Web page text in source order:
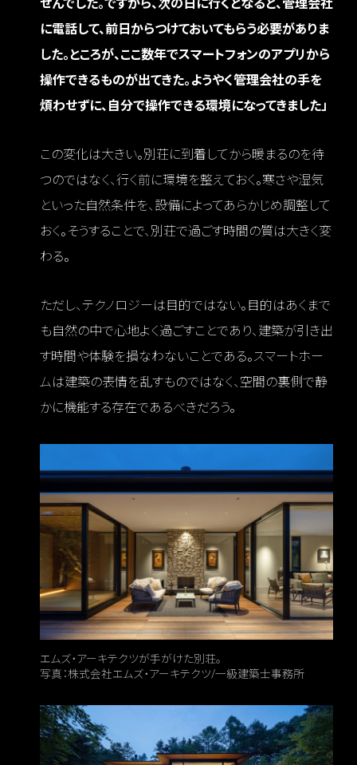
せんでした。ですから、次の日に行くとなると、管理会社
に電話して、前日からつけておいてもらう必要がありま
した。ところが、ここ数年でスマートフォンのアプリから
操作できるものが出てきた。ようやく管理会社の手を
煩わせずに、自分で操作できる環境になってきました」
この変化は大きい。別荘に到着してから暖まるのを待
つのではなく、行く前に環境を整えておく。寒さや湿気
といった自然条件を、設備によってあらかじめ調整して
おく。そうすることで、別荘で過ごす時間の質は大きく変
わる。
ただし、テクノロジーは目的ではない。目的はあくまで
も自然の中で心地よく過ごすことであり、建築が引き出
す時間や体験を損なわないことである。スマートホー
ムは建築の表情を乱すものではなく、空間の裏側で静
かに機能する存在であるべきだろう。
エムズ・アーキテクツが手がけた別荘。
写真：株式会社エムズ・アーキテクツ/一級建築士事務所